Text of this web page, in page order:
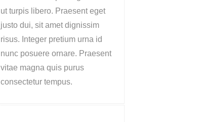
ut turpis libero. Praesent eget
justo dui, sit amet dignissim
risus. Integer pretium urna id
nunc posuere ornare. Praesent
vitae magna quis purus
consectetur tempus.